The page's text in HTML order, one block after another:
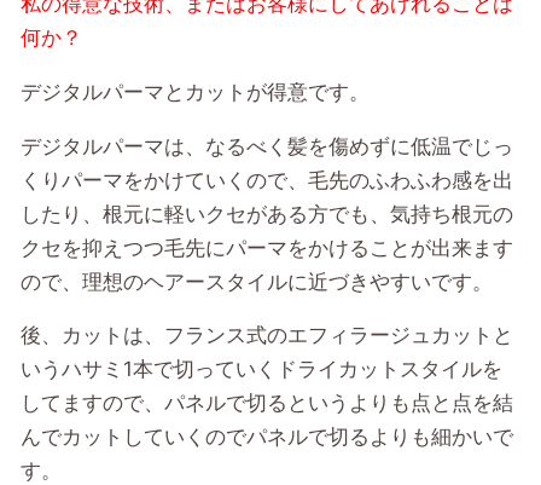
何か？
デジタルパーマとカットが得意です。
デジタルパーマは、なるべく髪を傷めずに低温でじっ
くりパーマをかけていくので、毛先のふわふわ感を出
したり、根元に軽いクセがある方でも、気持ち根元の
クセを抑えつつ毛先にパーマをかけることが出来ます
ので、理想のヘアースタイルに近づきやすいです。
後、カットは、フランス式のエフィラージュカットと
いうハサミ1本で切っていくドライカットスタイルを
してますので、パネルで切るというよりも点と点を結
んでカットしていくのでパネルで切るよりも細かいで
す。